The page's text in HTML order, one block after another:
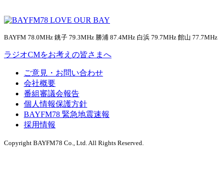
BAYFM 78.0MHz 銚子 79.3MHz 勝浦 87.4MHz 白浜 79.7MHz 館山 77.7MHz
ラジオCMをお考えの皆さまへ
ご意見・お問い合わせ
会社概要
番組審議会報告
個人情報保護方針
BAYFM78 緊急地震速報
採用情報
Copyright BAYFM78 Co., Ltd. All Rights Reserved.